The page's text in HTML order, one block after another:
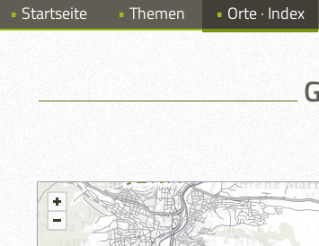
Startseite Themen Orte · Index